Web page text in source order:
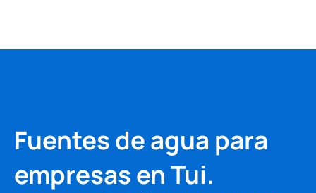
Fuentes de agua para
empresas en Tui.